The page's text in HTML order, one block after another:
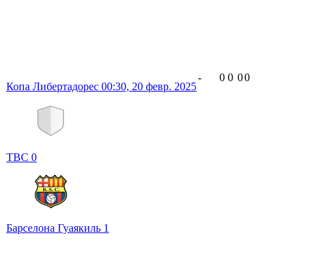
Копа Либертадорес 00:30, 20 февр. 2025
TBC 0
Барселона Гуаякиль 1
- 0 0 00